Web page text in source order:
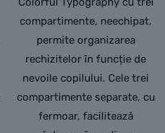
compartimente, neechipat,
permite organizarea
rechizitelor în funcție de
nevoile copilului. Cele trei
compartimente separate, cu
fermoar, facilitează